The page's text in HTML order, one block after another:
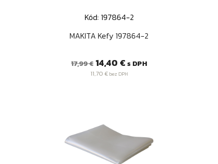
Kód: 197864-2
MAKITA Kefy 197864-2
Bežná
cena
17,99 € Cena
14,40 € s DPH
11,70 €bez DPH